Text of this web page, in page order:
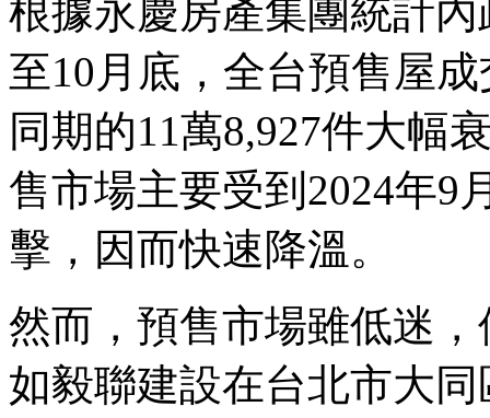
根據永慶房產集團統計
至10月底，全台預售屋
同期的11萬8,927件大幅
售市場主要受到2024年9
擊，因而快速降溫。
然而，預售市場雖低迷
如毅聯建設在台北市大